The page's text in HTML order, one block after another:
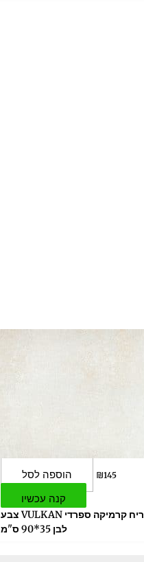
₪145
הוספה לסל
קנה עכשיו
אריח קרמיקה ספרדי VULKAN צבע
לבן 35*90 ס"מ